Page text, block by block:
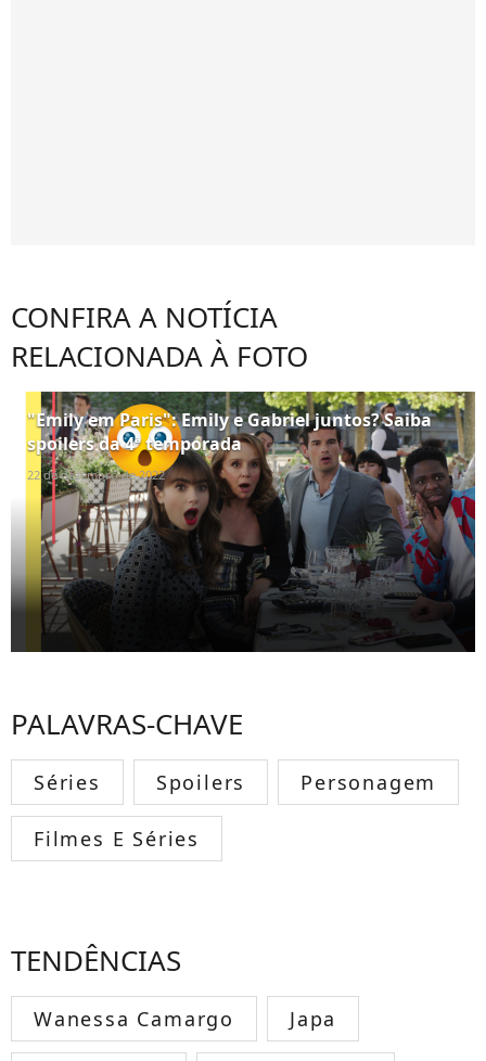
CONFIRA A NOTÍCIA
RELACIONADA À FOTO
"Emily em Paris": Emily e Gabriel juntos? Saiba
spoilers da 4ª temporada
22 de dezembro de 2022
PALAVRAS-CHAVE
Séries Spoilers Personagem
Filmes E Séries
TENDÊNCIAS
Wanessa Camargo Japa